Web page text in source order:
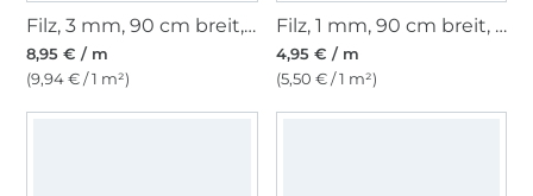
Filz, 3 mm, 90 cm breit, rot
8,95 € / m
(9,94 € / 1 m²)
Filz, 1 mm, 90 cm breit, hellgrau meliert
4,95 € / m
(5,50 € / 1 m²)